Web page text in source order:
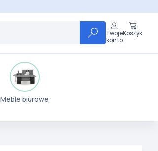
Twoje
konto
Koszyk
Meble biurowe